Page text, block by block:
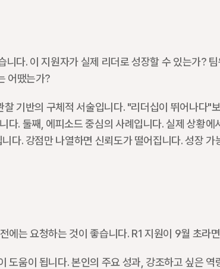
다. 이 지원자가 실제 리더로 성장할 수 있는가?
어땠는가?
기반의 구체적 서술입니다. "리더십이 뛰어나다"
다. 둘째, 에피소드 중심의 사례입니다. 실제 상황에
다. 강점만 나열하면 신뢰도가 떨어집니다. 성장
에는 요청하는 것이 좋습니다. R1 지원이 9월 초라
도움이 됩니다. 본인의 주요 성과, 강조하고 싶은 역